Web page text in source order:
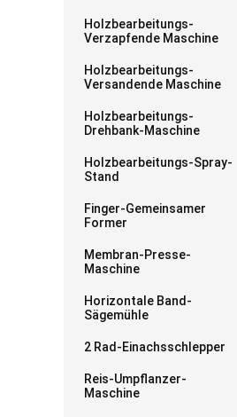
Holzbearbeitungs-
Verzapfende Maschine
Holzbearbeitungs-
Versandende Maschine
Holzbearbeitungs-
Drehbank-Maschine
Holzbearbeitungs-Spray-
Stand
Finger-Gemeinsamer
Former
Membran-Presse-
Maschine
Horizontale Band-
Sägemühle
2 Rad-Einachsschlepper
Reis-Umpflanzer-
Maschine